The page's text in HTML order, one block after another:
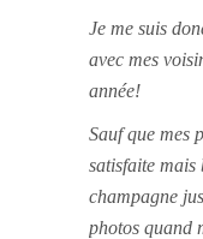
Je me suis
avec mes
année!
Sauf que mes
satisfaite mais
champagne
photos quand